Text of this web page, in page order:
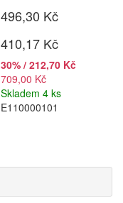
496,30 Kč
410,17 Kč
30% / 212,70 Kč
709,00 Kč
Skladem 4 ks
E110000101